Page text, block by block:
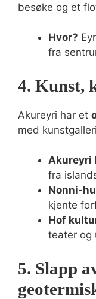
besøke og et
Hvor?
fra
4. Kunst,
Akureyri har et
med
Akureyri
fra
Nonni-
kjente
Hof
teater og
5. Slapp